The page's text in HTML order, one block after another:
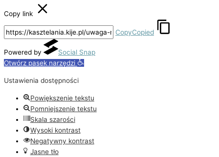
Copy link
CopyCopied
Powered by
Social Snap
Otwórz pasek narzędzi
Ustawienia dostępności
Powiększenie tekstu
Pomniejszenie tekstu
Skala szarości
Wysoki kontrast
Negatywny kontrast
Jasne tło